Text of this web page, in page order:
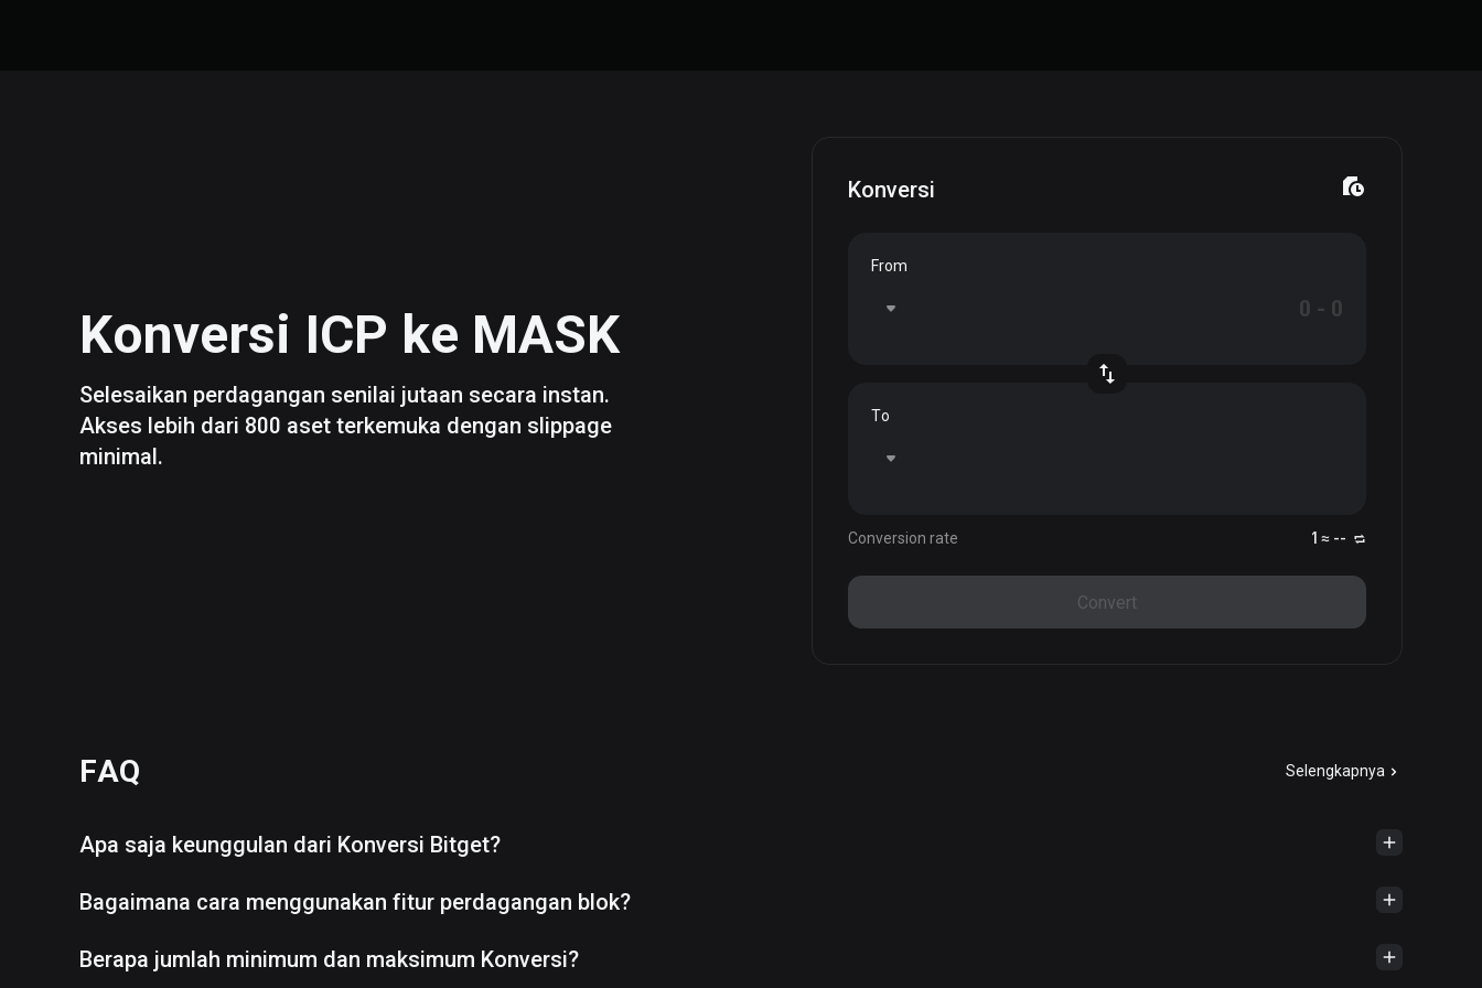
Konversi ICP ke MASK
Selesaikan perdagangan senilai jutaan secara instan.
Akses lebih dari 800 aset terkemuka dengan slippage
minimal.
Konversi
From
To
Conversion rate 1 ≈ --
Convert
FAQ Selengkapnya
Apa saja keunggulan dari Konversi Bitget?
Bagaimana cara menggunakan fitur perdagangan blok?
Berapa jumlah minimum dan maksimum Konversi?